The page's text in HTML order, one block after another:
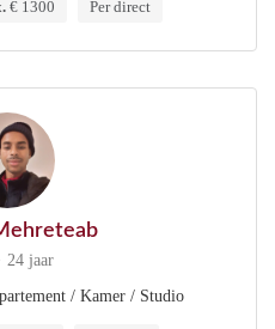
€ 1300 Per direct
24 jaar
/ Kamer / Studio